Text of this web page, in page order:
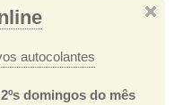
autocolantes
domingos do mês